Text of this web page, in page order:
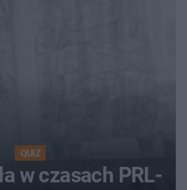
QUIZ
w czasach PRL-